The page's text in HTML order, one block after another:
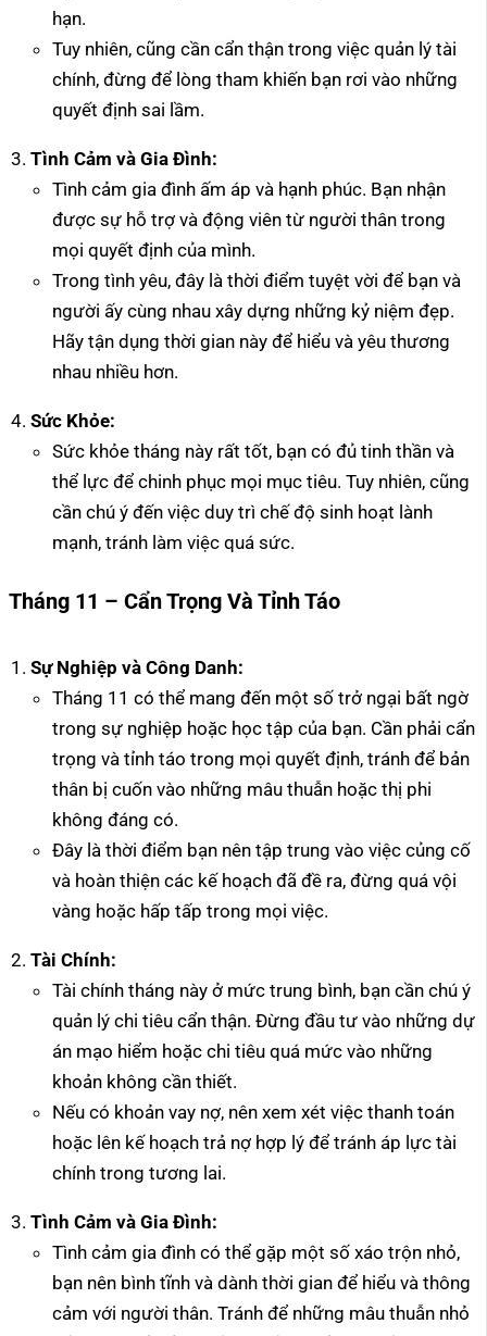
hạn.
Tuy nhiên, cũng cần cẩn thận trong việc quản lý tài
chính, đừng để lòng tham khiến bạn rơi vào những
quyết định sai lầm.
Tình Cảm và Gia Đình:
Tình cảm gia đình ấm áp và hạnh phúc. Bạn nhận
được sự hỗ trợ và động viên từ người thân trong
mọi quyết định của mình.
Trong tình yêu, đây là thời điểm tuyệt vời để bạn và
người ấy cùng nhau xây dựng những kỷ niệm đẹp.
Hãy tận dụng thời gian này để hiểu và yêu thương
nhau nhiều hơn.
Sức Khỏe:
Sức khỏe tháng này rất tốt, bạn có đủ tinh thần và
thể lực để chinh phục mọi mục tiêu. Tuy nhiên, cũng
cần chú ý đến việc duy trì chế độ sinh hoạt lành
mạnh, tránh làm việc quá sức.
Tháng 11 – Cẩn Trọng Và Tỉnh Táo
Sự Nghiệp và Công Danh:
Tháng 11 có thể mang đến một số trở ngại bất ngờ
trong sự nghiệp hoặc học tập của bạn. Cần phải cẩn
trọng và tỉnh táo trong mọi quyết định, tránh để bản
thân bị cuốn vào những mâu thuẫn hoặc thị phi
không đáng có.
Đây là thời điểm bạn nên tập trung vào việc củng cố
và hoàn thiện các kế hoạch đã đề ra, đừng quá vội
vàng hoặc hấp tấp trong mọi việc.
Tài Chính:
Tài chính tháng này ở mức trung bình, bạn cần chú ý
quản lý chi tiêu cẩn thận. Đừng đầu tư vào những dự
án mạo hiểm hoặc chi tiêu quá mức vào những
khoản không cần thiết.
Nếu có khoản vay nợ, nên xem xét việc thanh toán
hoặc lên kế hoạch trả nợ hợp lý để tránh áp lực tài
chính trong tương lai.
Tình Cảm và Gia Đình:
Tình cảm gia đình có thể gặp một số xáo trộn nhỏ,
bạn nên bình tĩnh và dành thời gian để hiểu và thông
cảm với người thân. Tránh để những mâu thuẫn nhỏ